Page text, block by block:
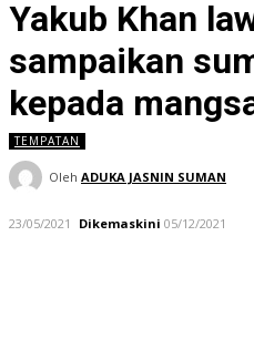
Yakub Khan
sampaikan
kepada
TEMPATAN
Oleh ADUKA JASNIN SUMAN
23/05/2021 Dikemaskini 05/12/2021